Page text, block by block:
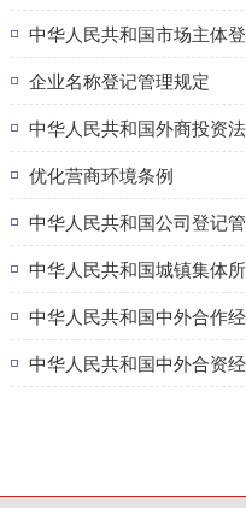
中华人民共和国市场主体
企业名称登记管理规定
中华人民共和国外商投资
优化营商环境条例
中华人民共和国公司登记
中华人民共和国城镇集体
中华人民共和国中外合作
中华人民共和国中外合资